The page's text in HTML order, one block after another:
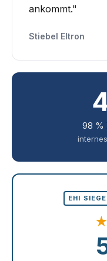
ankommt."
Stiebel Eltron
98 %
EHI